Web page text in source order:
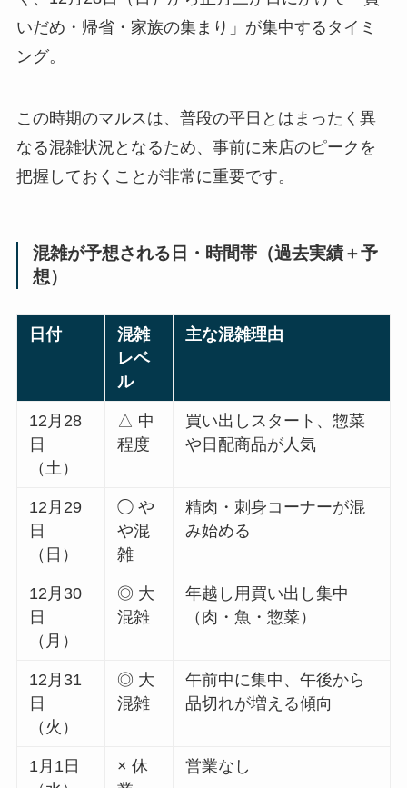
いだめ・帰省・家族の集まり」が集中するタイミ
ング。
この時期のマルスは、普段の平日とはまったく異
なる混雑状況となるため、事前に来店のピークを
把握しておくことが非常に重要です。
混雑が予想される日・時間帯（過去実績＋予
想）
日付
混雑
レベ
ル
主な混雑理由
12月28
日
（土）
△ 中
程度
買い出しスタート、惣菜
や日配商品が人気
12月29
日
（日）
◯ や
や混
雑
精肉・刺身コーナーが混
み始める
12月30
日
（月）
◎ 大
混雑
年越し用買い出し集中
（肉・魚・惣菜）
12月31
日
（火）
◎ 大
混雑
午前中に集中、午後から
品切れが増える傾向
1月1日
× 休
営業なし